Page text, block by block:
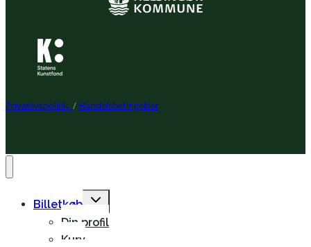
Privatlivspolitik / Handelsbetingelser
Billetkøb
Expand
child
menu
Din profil
Kurv